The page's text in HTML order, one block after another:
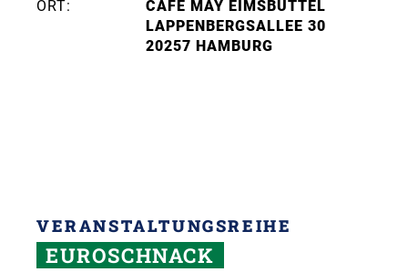
ORT:
CAFÉ MAY EIMSBÜTTEL
LAPPENBERGSALLEE 30
20257 HAMBURG
VERANSTALTUNGSREIHE
EUROSCHNACK